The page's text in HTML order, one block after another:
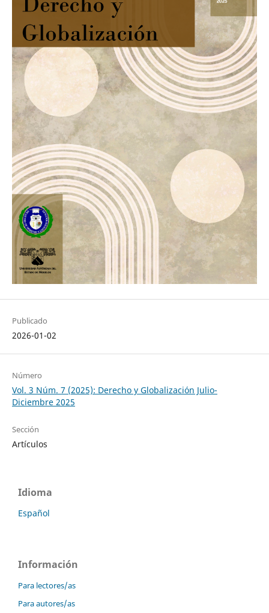
Publicado
2026-01-02
Número
Vol. 3 Núm. 7 (2025): Derecho y Globalización Julio-
Diciembre 2025
Sección
Artículos
Idioma
Español
Información
Para lectores/as
Para autores/as